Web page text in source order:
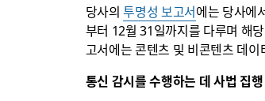
당사의투명성 보고서에는 당사에
부터 12월 31일까지를 다루며 해
고서에는 콘텐츠 및 비콘텐츠 데
통신 감시를 수행하는 데 사법 집